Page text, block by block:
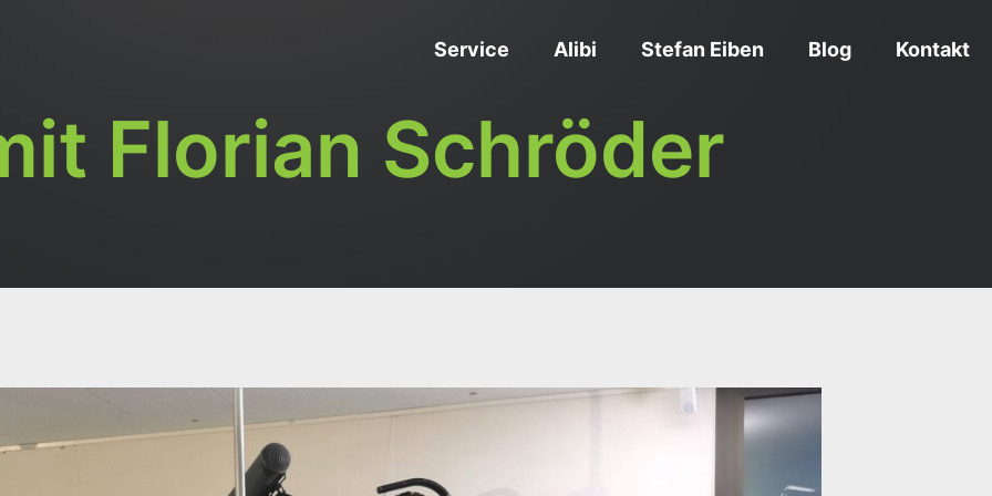
Service Alibi Stefan Eiben Blog Kontakt
Florian Schröder